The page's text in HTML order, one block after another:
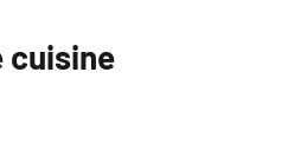
cuisine